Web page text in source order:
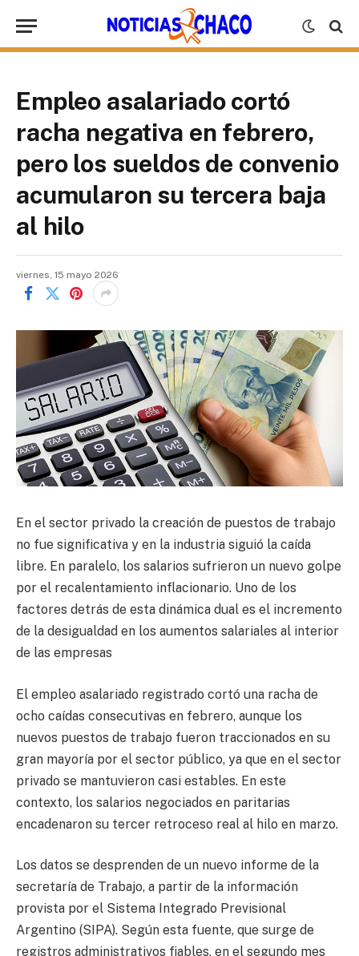
Empleo asalariado cortó
racha negativa en febrero,
pero los sueldos de convenio
acumularon su tercera baja
al hilo
viernes, 15 mayo 2026
En el sector privado la creación de puestos de trabajo
no fue significativa y en la industria siguió la caída
libre. En paralelo, los salarios sufrieron un nuevo golpe
por el recalentamiento inflacionario. Uno de los
factores detrás de esta dinámica dual es el incremento
de la desigualdad en los aumentos salariales al interior
de las empresas
El empleo asalariado registrado cortó una racha de
ocho caídas consecutivas en febrero, aunque los
nuevos puestos de trabajo fueron traccionados en su
gran mayoría por el sector público, ya que en el sector
privado se mantuvieron casi estables. En este
contexto, los salarios negociados en paritarias
encadenaron su tercer retroceso real al hilo en marzo.
Los datos se desprenden de un nuevo informe de la
secretaría de Trabajo, a partir de la información
provista por el Sistema Integrado Previsional
Argentino (SIPA). Según esta fuente, que surge de
registros administrativos fiables, en el segundo mes